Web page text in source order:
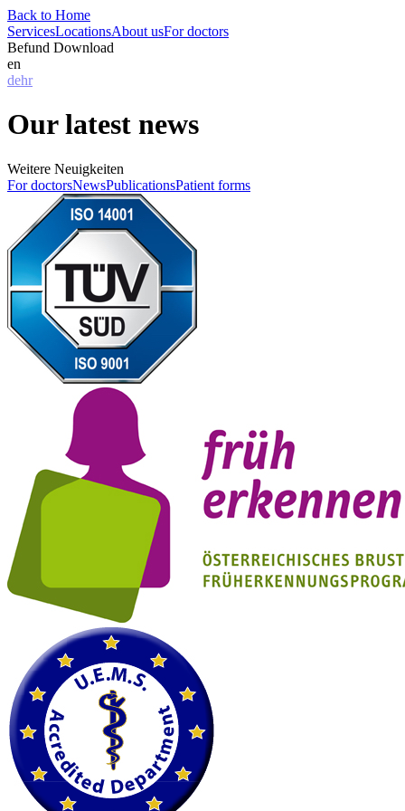
Back to Home
ServicesLocationsAbout usFor doctors
Befund Download
en
dehr
Our latest news
Weitere Neuigkeiten
For doctorsNewsPublicationsPatient forms